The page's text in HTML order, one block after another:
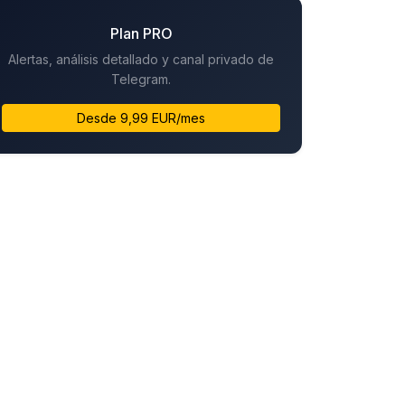
Plan PRO
Alertas, análisis detallado y canal privado de
Telegram.
Desde 9,99 EUR/mes